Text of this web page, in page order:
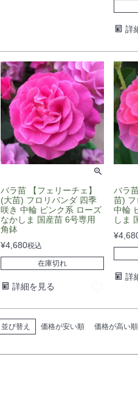
詳
バラ苗 【フェリーチェ】
(大苗) フロリバンダ 四季
咲き 中輪 ピンク系 ローズ
なかしま 国産苗 6号専用
角鉢
¥4,680税込
在庫切れ
詳細を見る
バラ
苗) フ
中輪
しま
¥
詳
並び替え 価格が安い順 価格が高い順